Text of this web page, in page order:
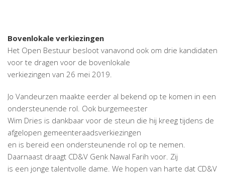
Bovenlokale verkiezingen
Het Open Bestuur besloot vanavond ook om drie kandidaten
voor te dragen voor de bovenlokale
verkiezingen van 26 mei 2019.
Jo Vandeurzen maakte eerder al bekend op te komen in een
ondersteunende rol. Ook burgemeester
Wim Dries is dankbaar voor de steun die hij kreeg tijdens de
afgelopen gemeenteraadsverkiezingen
en is bereid een ondersteunende rol op te nemen.
Daarnaast draagt CD&V Genk Nawal Farih voor. Zij
is een jonge talentvolle dame. We hopen van harte dat CD&V